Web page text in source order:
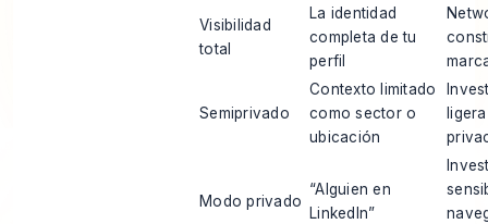
Visibilidad
total
La identidad
completa de tu
perfil
Semiprivado
Contexto limitado
como sector o
ubicación
Modo privado
“Alguien en
LinkedIn”